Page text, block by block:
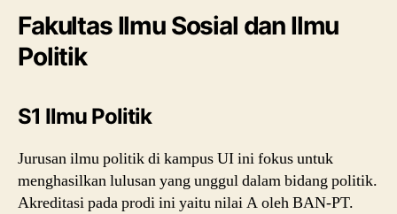
Fakultas Ilmu Sosial dan Ilmu
Politik
S1 Ilmu Politik
Jurusan ilmu politik di kampus UI ini fokus untuk
menghasilkan lulusan yang unggul dalam bidang politik.
Akreditasi pada prodi ini yaitu nilai A oleh BAN-PT.